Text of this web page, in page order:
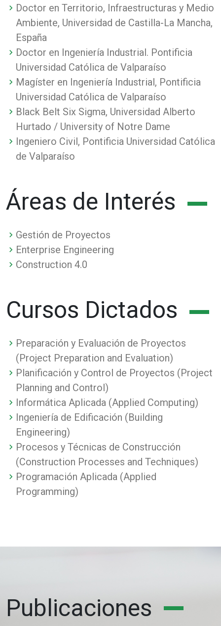
Doctor en Territorio, Infraestructuras y Medio
Ambiente, Universidad de Castilla-La Mancha,
España
Doctor en Ingeniería Industrial. Pontificia
Universidad Católica de Valparaíso
Magíster en Ingeniería Industrial, Pontificia
Universidad Católica de Valparaíso
Black Belt Six Sigma, Universidad Alberto
Hurtado / University of Notre Dame
Ingeniero Civil, Pontificia Universidad Católica
de Valparaíso
Áreas de Interés
Gestión de Proyectos
Enterprise Engineering
Construction 4.0
Cursos Dictados
Preparación y Evaluación de Proyectos
(Project Preparation and Evaluation)
Planificación y Control de Proyectos (Project
Planning and Control)
Informática Aplicada (Applied Computing)
Ingeniería de Edificación (Building
Engineering)
Procesos y Técnicas de Construcción
(Construction Processes and Techniques)
Programación Aplicada (Applied
Programming)
Publicaciones